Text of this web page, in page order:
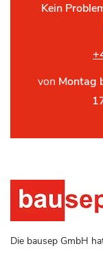
Kein
von Montag
Die bausep GmbH